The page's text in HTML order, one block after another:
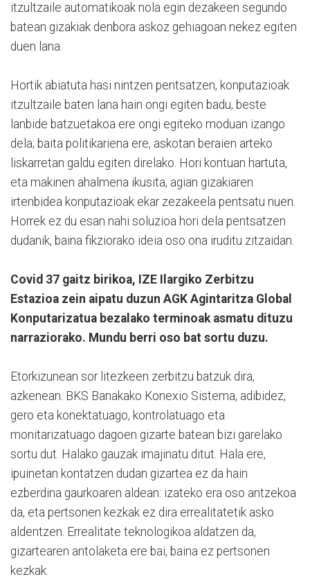
itzultzaile automatikoak nola egin dezakeen segundo
batean gizakiak denbora askoz gehiagoan nekez egiten
duen lana.
Hortik abiatuta hasi nintzen pentsatzen, konputazioak
itzultzaile baten lana hain ongi egiten badu, beste
lanbide batzuetakoa ere ongi egiteko moduan izango
dela; baita politikariena ere, askotan beraien arteko
liskarretan galdu egiten direlako. Hori kontuan hartuta,
eta makinen ahalmena ikusita, agian gizakiaren
irtenbidea konputazioak ekar zezakeela pentsatu nuen.
Horrek ez du esan nahi soluzioa hori dela pentsatzen
dudanik, baina fikziorako ideia oso ona iruditu zitzaidan.
Covid 37 gaitz birikoa, IZE Ilargiko Zerbitzu
Estazioa zein aipatu duzun AGK Agintaritza Global
Konputarizatua bezalako terminoak asmatu dituzu
narraziorako. Mundu berri oso bat sortu duzu.
Etorkizunean sor litezkeen zerbitzu batzuk dira,
azkenean. BKS Banakako Konexio Sistema, adibidez,
gero eta konektatuago, kontrolatuago eta
monitarizatuago dagoen gizarte batean bizi garelako
sortu dut. Halako gauzak imajinatu ditut. Hala ere,
ipuinetan kontatzen dudan gizartea ez da hain
ezberdina gaurkoaren aldean: izateko era oso antzekoa
da, eta pertsonen kezkak ez dira errealitatetik asko
aldentzen. Errealitate teknologikoa aldatzen da,
gizartearen antolaketa ere bai, baina ez pertsonen
kezkak.